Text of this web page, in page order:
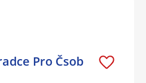
Pro Čsob